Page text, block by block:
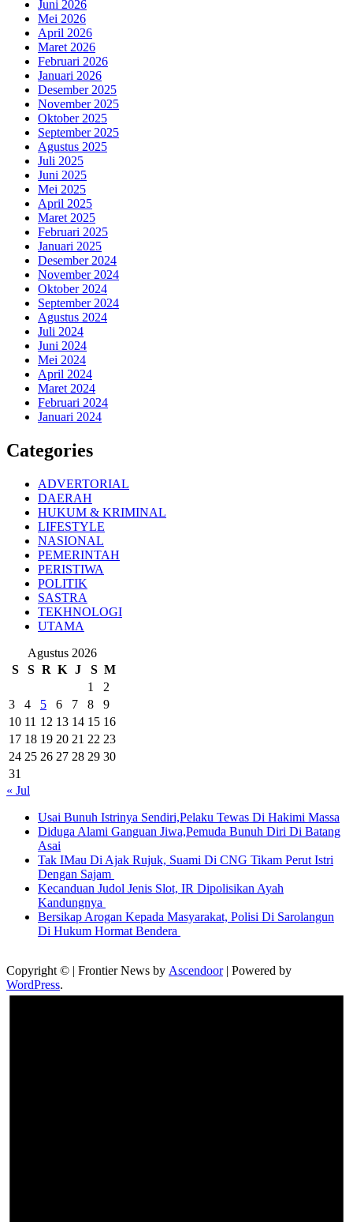
Juni 2026
Mei 2026
April 2026
Maret 2026
Februari 2026
Januari 2026
Desember 2025
November 2025
Oktober 2025
September 2025
Agustus 2025
Juli 2025
Juni 2025
Mei 2025
April 2025
Maret 2025
Februari 2025
Januari 2025
Desember 2024
November 2024
Oktober 2024
September 2024
Agustus 2024
Juli 2024
Juni 2024
Mei 2024
April 2024
Maret 2024
Februari 2024
Januari 2024
Categories
ADVERTORIAL
DAERAH
HUKUM & KRIMINAL
LIFESTYLE
NASIONAL
PEMERINTAH
PERISTIWA
POLITIK
SASTRA
TEKHNOLOGI
UTAMA
Agustus 2026
S
S R K J S M
1
2
3
4 5 6 7 8
9
10 11 12 13 14 15 16
17 18 19 20 21 22 23
24 25 26 27 28 29 30
31
« Jul
Usai Bunuh Istrinya Sendiri,Pelaku Tewas Di Hakimi Massa
Diduga Alami Ganguan Jiwa,Pemuda Bunuh Diri Di Batang
Asai
Tak IMau Di Ajak Rujuk, Suami Di CNG Tikam Perut Istri
Dengan Sajam
Kecanduan Judol Jenis Slot, IR Dipolisikan Ayah
Kandungnya
Bersikap Arogan Kepada Masyarakat, Polisi Di Sarolangun
Di Hukum Hormat Bendera
Copyright © | Frontier News by Ascendoor| Powered by
WordPress.